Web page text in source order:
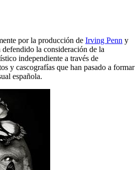
por la producción de Irving Penn y
defendido la consideración de la
independiente a través de
y cascografías que han pasado a formar
española.